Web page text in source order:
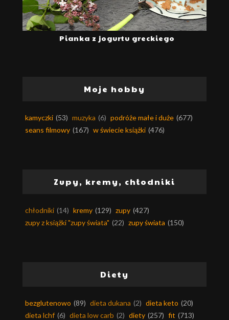
Pianka z jogurtu greckiego
Moje hobby
kamyczki (53) muzyka (6) podróże małe i duże (677)
seans filmowy (167) w świecie książki (476)
Zupy, kremy, chłodniki
chłodniki (14) kremy (129) zupy (427)
zupy z książki "zupy świata" (22) zupy świata (150)
Diety
bezglutenowo (89) dieta dukana (2) dieta keto (20)
dieta lchf (6) dieta low carb (2) diety (257) fit (713)